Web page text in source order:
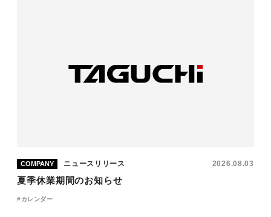
COMPANY ニュースリリース 2026.08.03
夏季休業期間のお知らせ
カレンダー